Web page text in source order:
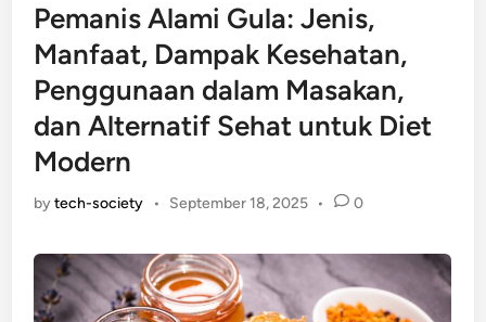
Pemanis Alami Gula: Jenis,
Manfaat, Dampak Kesehatan,
Penggunaan dalam Masakan,
dan Alternatif Sehat untuk Diet
Modern
bytech-society • September 18, 2025 • 0